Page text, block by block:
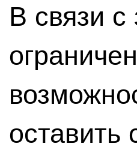
В связи
оставить